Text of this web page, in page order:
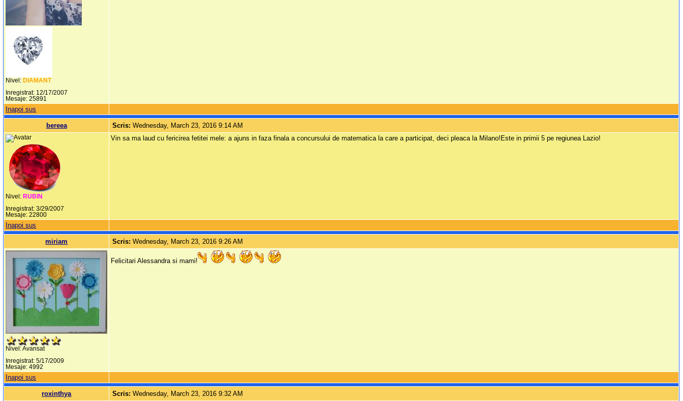
Nivel: DIAMANT
Inregistrat: 12/17/2007
Mesaje: 25891
Inapoi sus
bereea Scris:Wednesday, March 23, 2016 9:14 AM
Nivel: RUBIN
Inregistrat: 3/29/2007
Mesaje: 22800
Vin sa ma laud cu fericirea fetitei mele: a ajuns in faza finala a concursului de matematica la care a participat, deci pleaca la Milano!Este in primii 5 pe regiunea Lazio!
Inapoi sus
miriam Scris:Wednesday, March 23, 2016 9:26 AM
Nivel: Avansat
Inregistrat: 5/17/2009
Mesaje: 4992
Felicitari Alessandra si mami!
Inapoi sus
roxinthya Scris:Wednesday, March 23, 2016 9:32 AM